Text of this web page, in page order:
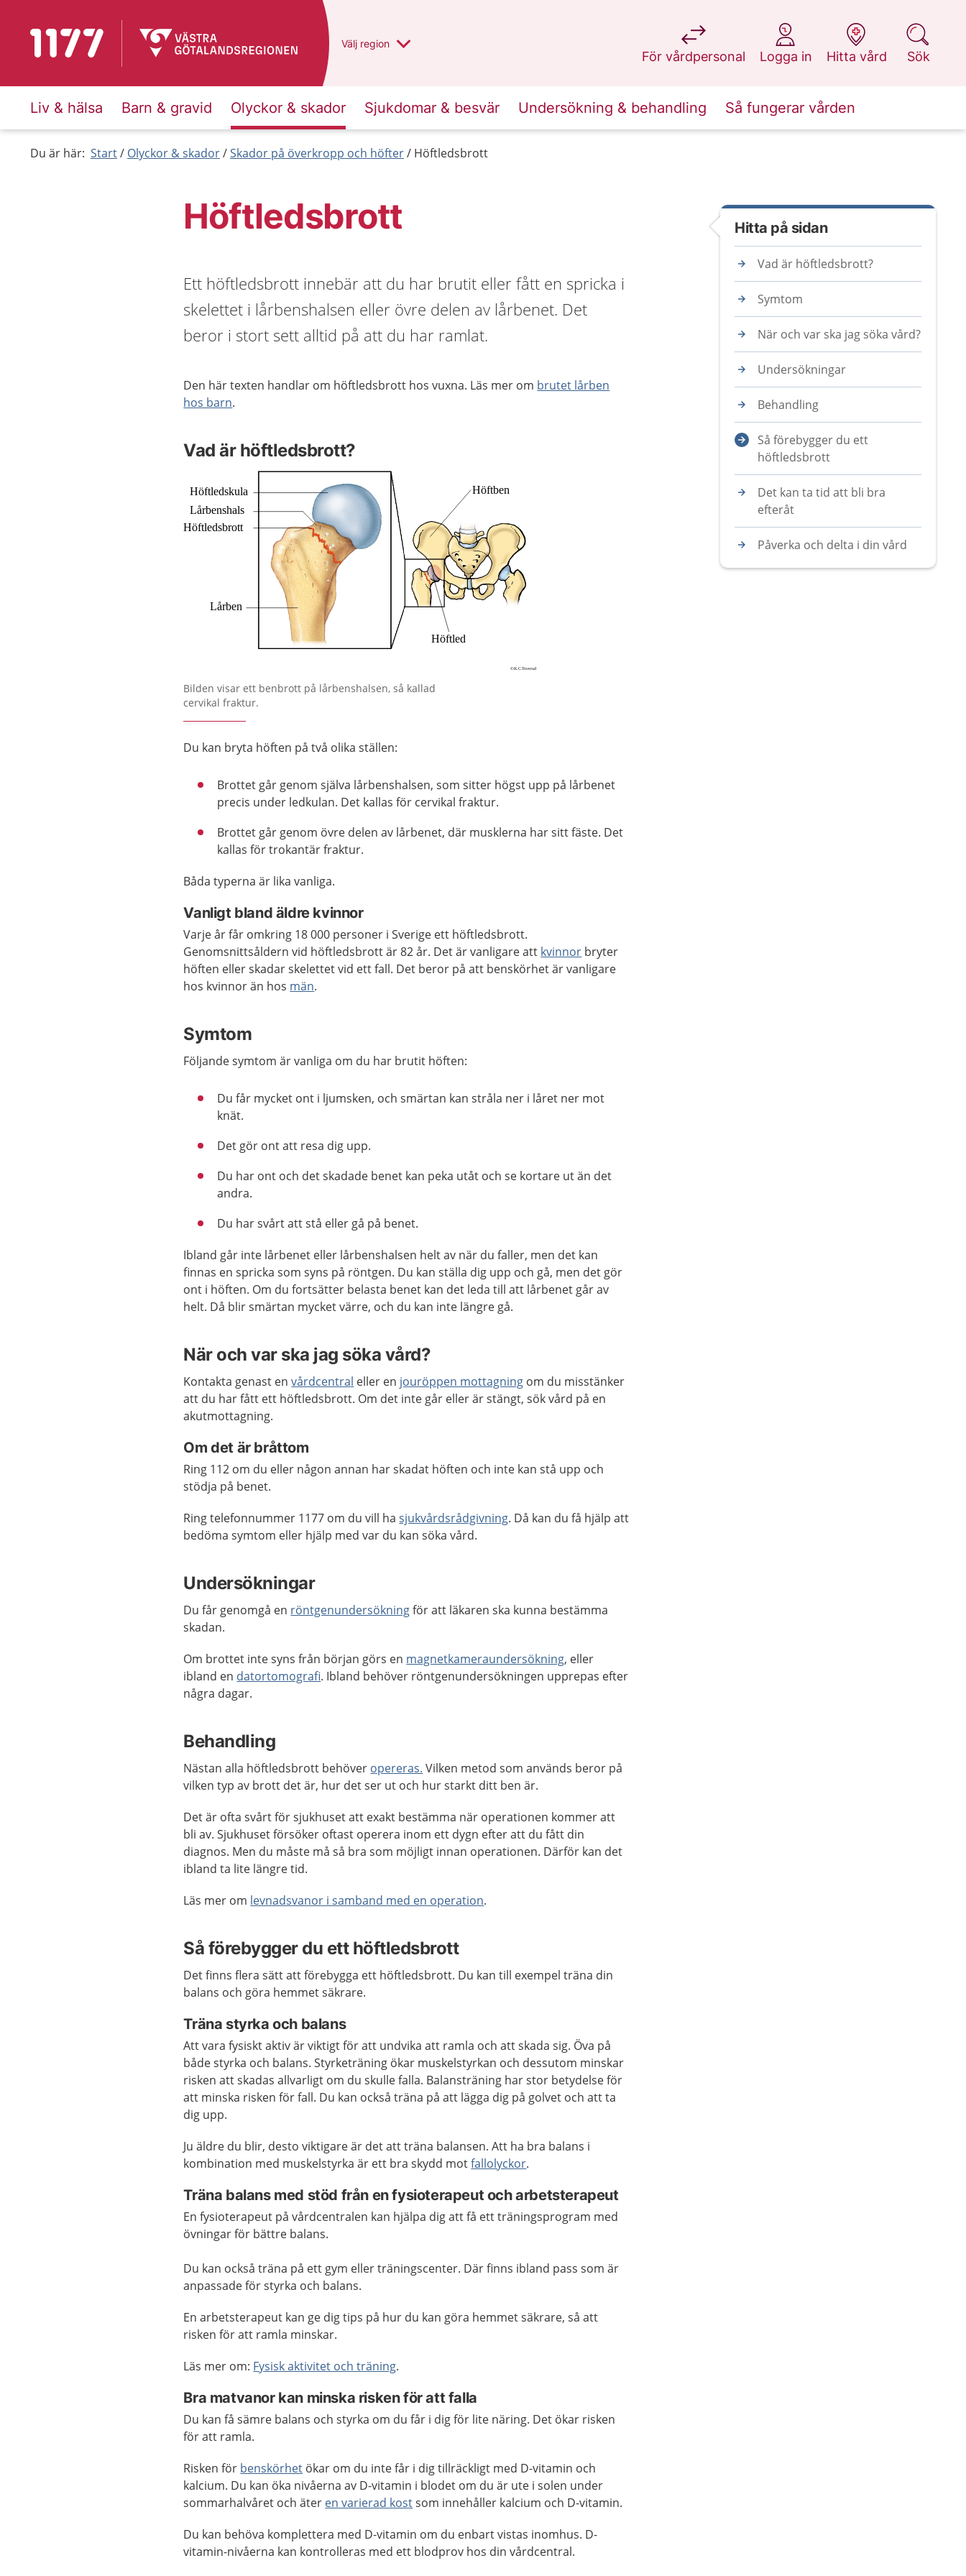
Till startsidan för 1177 Du har valt region
Välj en annan
region
För vårdpersonal
på 1177.se
Logga in
på 1177.se
Hitta vård
på 1177.se
Sök
på 1177.se
Liv & hälsa Barn & gravid Olyckor & skador Sjukdomar & besvär Undersökning & behandling Så fungerar vården
Du är här: Start Olyckor & skador Skador på överkropp och höfter Höftledsbrott
Höftledsbrott
Ett höftledsbrott innebär att du har brutit eller fått en spricka i
skelettet i lårbenshalsen eller övre delen av lårbenet. Det
beror i stort sett alltid på att du har ramlat.
Den här texten handlar om höftledsbrott hos vuxna. Läs mer om brutet lårben
hos barn.
Vad är höftledsbrott?
Bilden visar ett benbrott på lårbenshalsen, så kallad
cervikal fraktur.
Du kan bryta höften på två olika ställen:
Brottet går genom själva lårbenshalsen, som sitter högst upp på lårbenet
precis under ledkulan. Det kallas för cervikal fraktur.
Brottet går genom övre delen av lårbenet, där musklerna har sitt fäste. Det
kallas för trokantär fraktur.
Båda typerna är lika vanliga.
Vanligt bland äldre kvinnor
Varje år får omkring 18 000 personer i Sverige ett höftledsbrott.
Genomsnittsåldern vid höftledsbrott är 82 år. Det är vanligare att kvinnor bryter
höften eller skadar skelettet vid ett fall. Det beror på att benskörhet är vanligare
hos kvinnor än hos män.
Symtom
Följande symtom är vanliga om du har brutit höften:
Du får mycket ont i ljumsken, och smärtan kan stråla ner i låret ner mot
knät.
Det gör ont att resa dig upp.
Du har ont och det skadade benet kan peka utåt och se kortare ut än det
andra.
Du har svårt att stå eller gå på benet.
Ibland går inte lårbenet eller lårbenshalsen helt av när du faller, men det kan
finnas en spricka som syns på röntgen. Du kan ställa dig upp och gå, men det gör
ont i höften. Om du fortsätter belasta benet kan det leda till att lårbenet går av
helt. Då blir smärtan mycket värre, och du kan inte längre gå.
När och var ska jag söka vård?
Kontakta genast envårdcentral eller en jouröppen mottagning om du misstänker
att du har fått ett höftledsbrott. Om det inte går eller är stängt, sök vård på en
akutmottagning.
Om det är bråttom
Ring 112 om du eller någon annan har skadat höften och inte kan stå upp och
stödja på benet.
Ring telefonnummer 1177 om du vill hasjukvårdsrådgivning. Då kan du få hjälp att
bedöma symtom eller hjälp med var du kan söka vård.
Undersökningar
Du får genomgå en röntgenundersökningför att läkaren ska kunna bestämma
skadan.
Om brottet inte syns från början görs en magnetkameraundersökning, eller
ibland en datortomografi. Ibland behöver röntgenundersökningen upprepas efter
några dagar.
Behandling
Nästan alla höftledsbrott behöver opereras. Vilken metod som används beror på
vilken typ av brott det är, hur det ser ut och hur starkt ditt ben är.
Det är ofta svårt för sjukhuset att exakt bestämma när operationen kommer att
bli av. Sjukhuset försöker oftast operera inom ett dygn efter att du fått din
diagnos. Men du måste må så bra som möjligt innan operationen. Därför kan det
ibland ta lite längre tid.
Läs mer om levnadsvanor i samband med en operation.
Så förebygger du ett höftledsbrott
Det finns flera sätt att förebygga ett höftledsbrott. Du kan till exempel träna din
balans och göra hemmet säkrare.
Träna styrka och balans
Att vara fysiskt aktiv är viktigt för att undvika att ramla och att skada sig. Öva på
både styrka och balans. Styrketräning ökar muskelstyrkan och dessutom minskar
risken att skadas allvarligt om du skulle falla. Balansträning har stor betydelse för
att minska risken för fall. Du kan också träna på att lägga dig på golvet och att ta
dig upp.
Ju äldre du blir, desto viktigare är det att träna balansen. Att ha bra balans i
kombination med muskelstyrka är ett bra skydd motfallolyckor.
Träna balans med stöd från en fysioterapeut och arbetsterapeut
En fysioterapeut på vårdcentralen kan hjälpa dig att få ett träningsprogram med
övningar för bättre balans.
Du kan också träna på ett gym eller träningscenter. Där finns ibland pass som är
anpassade för styrka och balans.
En arbetsterapeut kan ge dig tips på hur du kan göra hemmet säkrare, så att
risken för att ramla minskar.
Läs mer om: Fysisk aktivitet och träning.
Bra matvanor kan minska risken för att falla
Du kan få sämre balans och styrka om du får i dig för lite näring. Det ökar risken
för att ramla.
Risken för benskörhet ökar om du inte får i dig tillräckligt med D-vitamin och
kalcium. Du kan öka nivåerna av D-vitamin i blodet om du är ute i solen under
sommarhalvåret och äter en varierad kostsom innehåller kalcium och D-vitamin.
Du kan behöva komplettera med D-vitamin om du enbart vistas inomhus. D-
vitamin-nivåerna kan kontrolleras med ett blodprov hos din vårdcentral.
Hitta på sidan
Vad är höftledsbrott?
Symtom
När och var ska jag söka vård?
Undersökningar
Behandling
Så förebygger du ett
höftledsbrott
Det kan ta tid att bli bra
efteråt
Påverka och delta i din vård